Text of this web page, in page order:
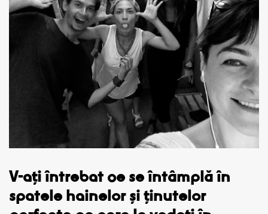
V-ați întrebat ce se întâmplă în
spatele hainelor și ținutelor